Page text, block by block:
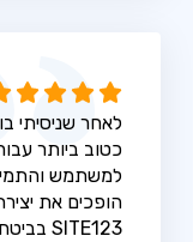
כטוב ביותר
למשתמש
הופכים את